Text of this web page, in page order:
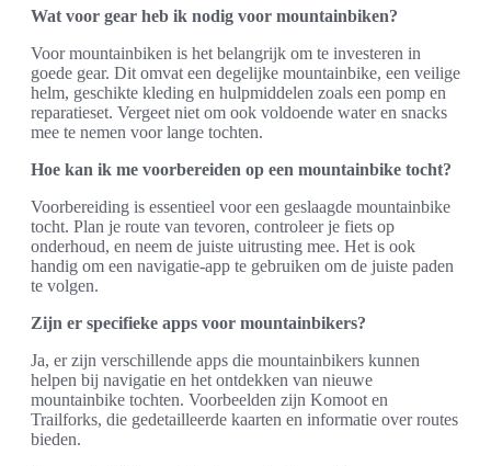
Wat voor gear heb ik nodig voor mountainbiken?
Voor mountainbiken is het belangrijk om te investeren in
goede gear. Dit omvat een degelijke mountainbike, een veilige
helm, geschikte kleding en hulpmiddelen zoals een pomp en
reparatieset. Vergeet niet om ook voldoende water en snacks
mee te nemen voor lange tochten.
Hoe kan ik me voorbereiden op een mountainbike tocht?
Voorbereiding is essentieel voor een geslaagde mountainbike
tocht. Plan je route van tevoren, controleer je fiets op
onderhoud, en neem de juiste uitrusting mee. Het is ook
handig om een navigatie-app te gebruiken om de juiste paden
te volgen.
Zijn er specifieke apps voor mountainbikers?
Ja, er zijn verschillende apps die mountainbikers kunnen
helpen bij navigatie en het ontdekken van nieuwe
mountainbike tochten. Voorbeelden zijn Komoot en
Trailforks, die gedetailleerde kaarten en informatie over routes
bieden.